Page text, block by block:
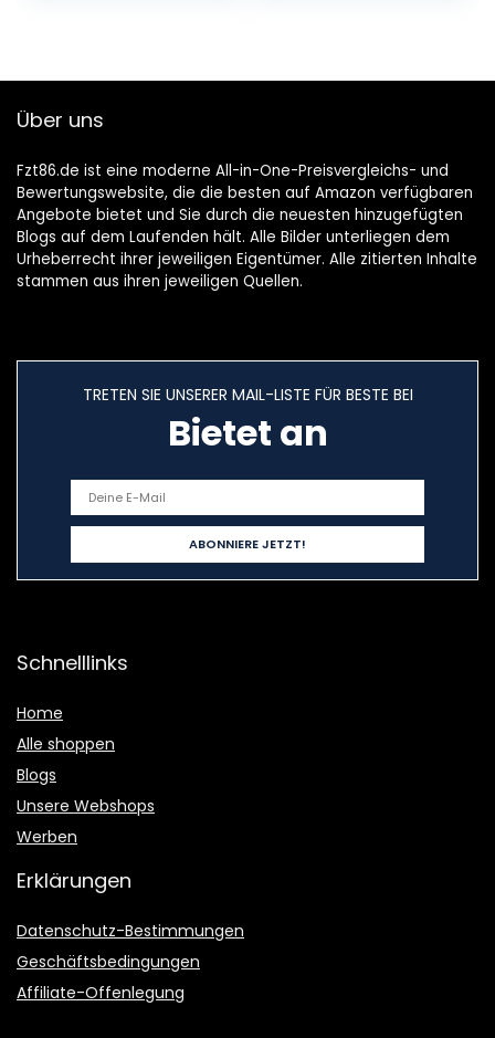
Über uns
Fzt86.de ist eine moderne All-in-One-Preisvergleichs- und
Bewertungswebsite, die die besten auf Amazon verfügbaren
Angebote bietet und Sie durch die neuesten hinzugefügten
Blogs auf dem Laufenden hält. Alle Bilder unterliegen dem
Urheberrecht ihrer jeweiligen Eigentümer. Alle zitierten Inhalte
stammen aus ihren jeweiligen Quellen.
TRETEN SIE UNSERER MAIL-LISTE FÜR BESTE BEI
Bietet an
Schnelllinks
Home
Alle shoppen
Blogs
Unsere Webshops
Werben
Erklärungen
Datenschutz-Bestimmungen
Geschäftsbedingungen
Affiliate-Offenlegung